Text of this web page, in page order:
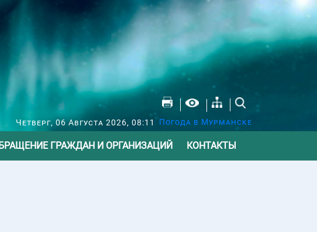
Четверг, 06 Августа 2026, 08:11 Погода в Мурманске
ГРАЖДАН И ОРГАНИЗАЦИЙ КОНТАКТЫ